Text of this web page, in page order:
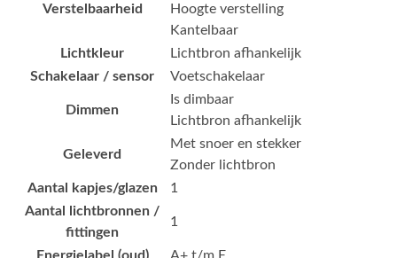
Verstelbaarheid
Hoogte verstelling
Kantelbaar
Lichtkleur
Lichtbron afhankelijk
Schakelaar / sensor
Voetschakelaar
Dimmen
Is dimbaar
Lichtbron afhankelijk
Geleverd
Met snoer en stekker
Zonder lichtbron
Aantal kapjes/glazen
1
Aantal lichtbronnen /
fittingen
1
Energielabel (oud) A+ t/m E